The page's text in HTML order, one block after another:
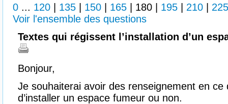
0 ... 120 135 150 165 180 195 210
225
Voir l'ensemble des questions
Textes qui régissent l’installation d’un
Bonjour,
Je souhaiterai avoir des renseignement en ce
d’installer un espace fumeur ou non.